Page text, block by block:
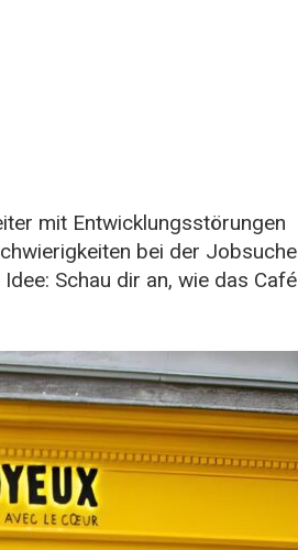
mit Entwicklungsstörungen
bei der Jobsuche
Schau dir an, wie das Café